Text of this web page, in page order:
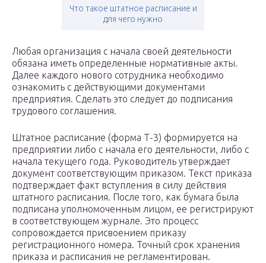
Что такое штатное расписание и
для чего нужно
Любая организация с начала своей деятельности
обязана иметь определенные нормативные акты.
Далее каждого нового сотрудника необходимо
ознакомить с действующими документами
предприятия. Сделать это следует до подписания
трудового соглашения.
Штатное расписание (форма Т-3) формируется на
предприятии либо с начала его деятельности, либо с
начала текущего года. Руководитель утверждает
документ соответствующим приказом. Текст приказа
подтверждает факт вступления в силу действия
штатного расписания. После того, как бумага была
подписана уполномоченным лицом, ее регистрируют
в соответствующем журнале. Это процесс
сопровождается присвоением приказу
регистрационного номера. Точный срок хранения
приказа и расписания не регламентирован.